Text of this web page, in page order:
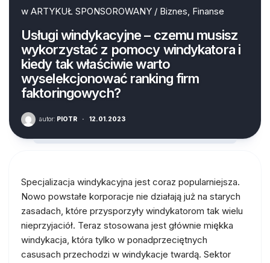
w ARTYKUŁ SPONSOROWANY / Biznes, Finanse
Usługi windykacyjne – czemu musisz
wykorzystać z pomocy windykatora i
kiedy tak właściwie warto
wyselekcjonować ranking firm
faktoringowych?
autor: PIOTR · 12.01.2023
Specjalizacja windykacyjna jest coraz popularniejsza.
Nowo powstałe korporacje nie działają już na starych
zasadach, które przysporzyły windykatorom tak wielu
nieprzyjaciół. Teraz stosowana jest głównie miękka
windykacja, która tylko w ponadprzeciętnych
casusach przechodzi w windykacje twardą. Sektor